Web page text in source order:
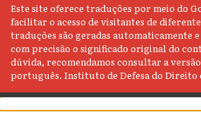
Este site oferece traduções por meio do
facilitar o acesso de visitantes de
traduções são geradas automaticamente
com precisão o significado original do
dúvida, recomendamos consultar a
português. Instituto de Defesa do Direito